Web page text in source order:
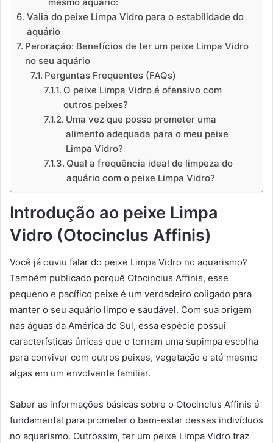
Valia do peixe Limpa Vidro para o estabilidade do
aquário
Peroração: Benefícios de ter um peixe Limpa Vidro
no seu aquário
Perguntas Frequentes (FAQs)
O peixe Limpa Vidro é ofensivo com
outros peixes?
Uma vez que posso prometer uma
alimento adequada para o meu peixe
Limpa Vidro?
Qual a frequência ideal de limpeza do
aquário com o peixe Limpa Vidro?
Introdução ao peixe Limpa
Vidro (Otocinclus Affinis)
Você já ouviu falar do peixe Limpa Vidro no aquarismo?
Também publicado porquê Otocinclus Affinis, esse
pequeno e pacífico peixe é um verdadeiro coligado para
manter o seu aquário limpo e saudável. Com sua origem
nas águas da América do Sul, essa espécie possui
características únicas que o tornam uma supimpa escolha
para conviver com outros peixes, vegetação e até mesmo
algas em um envolvente familiar.
Saber as informações básicas sobre o Otocinclus Affinis é
fundamental para prometer o bem-estar desses indivíduos
no aquarismo. Outrossim, ter um peixe Limpa Vidro traz